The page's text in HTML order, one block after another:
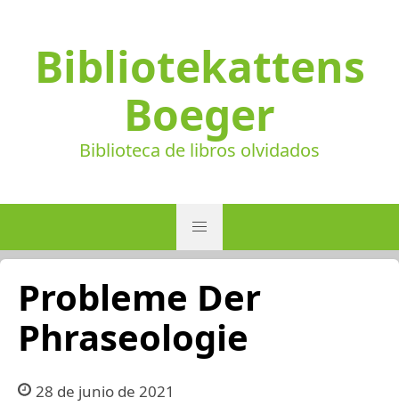
Bibliotekattens
Boeger
Biblioteca de libros olvidados
Probleme Der
Phraseologie
28 de junio de 2021